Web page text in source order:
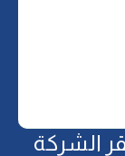
الشركة